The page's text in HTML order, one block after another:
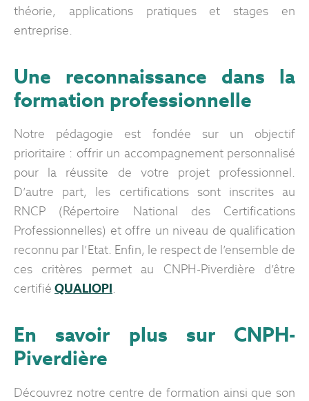
théorie, applications pratiques et stages en
entreprise.
Une reconnaissance dans la
formation professionnelle
Notre pédagogie est fondée sur un objectif
prioritaire : offrir un accompagnement personnalisé
pour la réussite de votre projet professionnel.
D’autre part, les certifications sont inscrites au
RNCP (Répertoire National des Certifications
Professionnelles) et offre un niveau de qualification
reconnu par l’Etat. Enfin, le respect de l’ensemble de
ces critères permet au CNPH-Piverdière d’être
certifié QUALIOPI.
En savoir plus sur CNPH-
Piverdière
Découvrez notre centre de formation ainsi que son